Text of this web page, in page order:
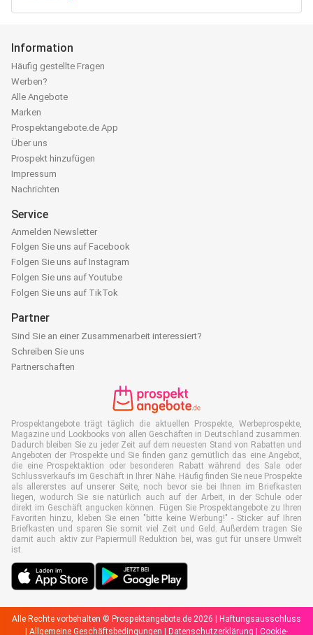
Information
Häufig gestellte Fragen
Werben?
Alle Angebote
Marken
Prospektangebote.de App
Über uns
Prospekt hinzufügen
Impressum
Nachrichten
Service
Anmelden Newsletter
Folgen Sie uns auf Facebook
Folgen Sie uns auf Instagram
Folgen Sie uns auf Youtube
Folgen Sie uns auf TikTok
Partner
Sind Sie an einer Zusammenarbeit interessiert?
Schreiben Sie uns
Partnerschaften
Prospektangebote trägt täglich die aktuellen Prospekte, Werbeprospekte,
Magazine und Lookbooks von allen Geschäften in Deutschland zusammen.
Dadurch bleiben Sie zu jeder Zeit auf dem neuesten Stand von Rabatten und
Angeboten der Prospekte und Sie finden ganz gemütlich das eine Angebot,
die eine Prospektaktion oder besonderen Rabatt während des Sale oder
Schlussverkaufs im Geschäft in Ihrer Nähe. Häufig finden Sie neue Prospekte
als allererstes auf unserer Seite, noch bevor sie bei Ihnen im Briefkasten
liegen, wodurch Sie sie natürlich auch auf der Arbeit, in der Schule oder
direkt im Geschäft angucken können. Fügen Sie Prospektangebote zu Ihren
Favoriten hinzu, kleben Sie einen "bitte keine Werbung!" - Sticker auf Ihren
Briefkasten und sparen Sie somit viel Zeit und Geld. Außerdem tragen Sie
damit auch aktiv zur Papiermüll Reduktion bei, was gut für unsere Umwelt
ist.
Alle Rechte vorbehalten © Prospektangebote.de 2026 |
Haftungsausschluss
Allgemeine Geschäftsbedingungen Datenschutzerklärung Cookie-